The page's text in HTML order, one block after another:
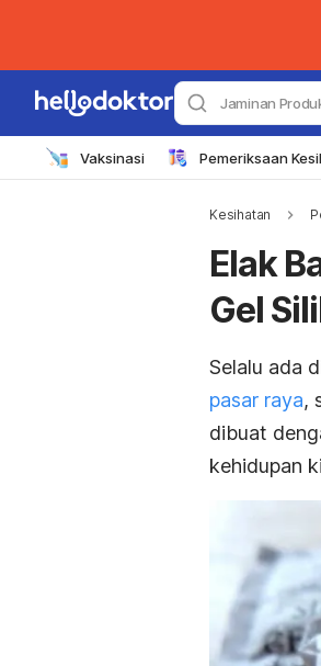
Jaminan
Vaksinasi Pemeriksaan
Kesihatan
Elak
Gel
Selalu ada
pasar raya,
dibuat
kehidupan